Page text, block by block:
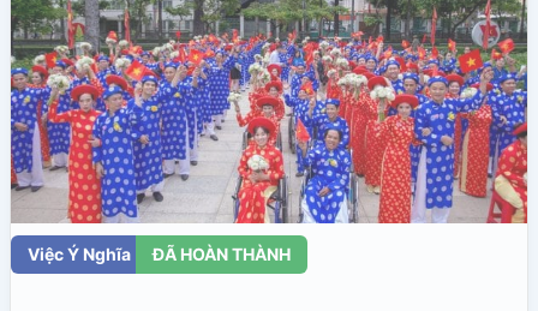
Việc Ý Nghĩa ĐÃ HOÀN THÀNH